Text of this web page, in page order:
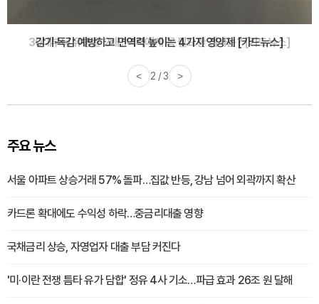
감기·독감 예방하고 면역력 높이는 4가지 영양제 [카드뉴스]
< 3 / 3 >
주요 뉴스
서울 아파트 상승거래 57% 돌파…집값 반등, 강남 넘어 외곽까지 확산
카드론 확대에도 수익성 하락…중금리대출 영향
국채금리 상승, 자영업자 대출 부담 커진다
'미·이란 전쟁 틈타 유가 담합' 정유 4사 기소…파급 효과 26조 원 달해